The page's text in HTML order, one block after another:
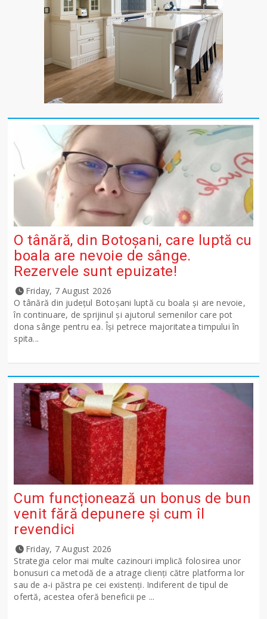
O tânără, din Botoșani, care luptă cu
boala are nevoie de sânge.
Rezervele sunt epuizate!
Friday, 7 August 2026
O tânără din județul Botoșani luptă cu boala și are nevoie,
în continuare, de sprijinul și ajutorul semenilor care pot
dona sânge pentru ea. Își petrece majoritatea timpului în
spita...
Cum funcționează un bonus de bun
venit fără depunere și cum îl
revendici
Friday, 7 August 2026
Strategia celor mai multe cazinouri implică folosirea unor
bonusuri ca metodă de a atrage clienți către platforma lor
sau de a-i păstra pe cei existenți. Indiferent de tipul de
ofertă, acestea oferă beneficii pe ...